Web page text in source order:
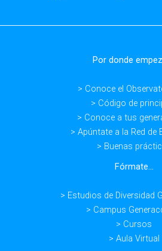
Por donde
> Conoce el
> Código de
> Conoce a tus
> Apúntate a la Red de
> Buenas
Fórmate...
> Estudios de Diversidad
> Campus
> Cursos
> Aula Virtual